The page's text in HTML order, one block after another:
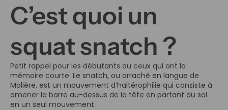
C’est quoi un
squat snatch ?
Petit rappel pour les débutants ou ceux qui ont la
mémoire courte. Le snatch, ou arraché en langue de
Molière, est un mouvement d’haltérophilie qui consiste à
amener la barre au-dessus de la tête en partant du sol
en un seul mouvement.